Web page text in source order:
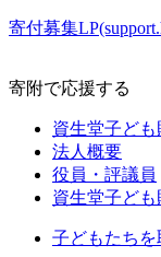
寄付募集
寄附で応援する
資生堂子ども
法人概要
役員・評議員
資生堂子ども
子どもたち